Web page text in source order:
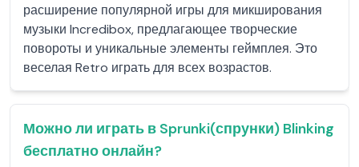
расширение популярной игры для микширования
музыки Incredibox, предлагающее творческие
повороты и уникальные элементы геймплея. Это
веселая Retro играть для всех возрастов.
Можно ли играть в Sprunki(спрунки) Blinking
бесплатно онлайн?